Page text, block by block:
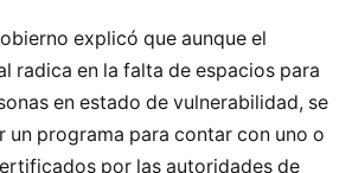
explicó que aunque el
radica en la falta de espacios para
en estado de vulnerabilidad, se
un programa para contar con uno o
por las autoridades de